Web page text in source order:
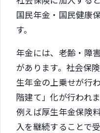
国民年金・国民健康
す。
年金には、老齢・障
があります。社会保
生年金の上乗せが行
階建て」化が行われま
例えば厚生年金保険
入を継続することで